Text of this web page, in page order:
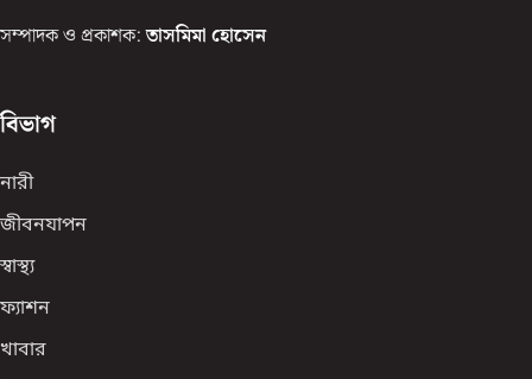
সম্পাদক ও প্রকাশক: তাসমিমা হোসেন
বিভাগ
নারী
জীবনযাপন
স্বাস্থ্য
ফ্যাশন
খাবার